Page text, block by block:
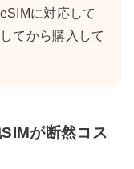
に対応して
てから購入して
が断然コス